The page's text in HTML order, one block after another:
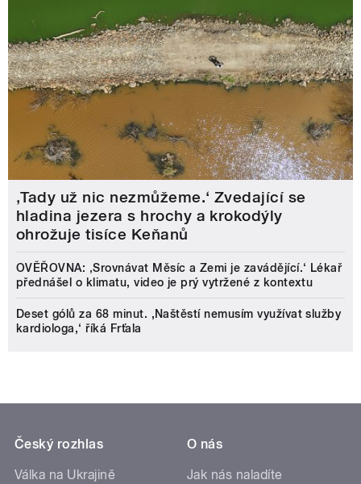
‚Tady už nic nezmůžeme.‘ Zvedající se
hladina jezera s hrochy a krokodýly
ohrožuje tisíce Keňanů
OVĚŘOVNA: ‚Srovnávat Měsíc a Zemi je zavádějící.‘ Lékař
přednášel o klimatu, video je prý vytržené z kontextu
Deset gólů za 68 minut. ,Naštěstí nemusím využívat služby
kardiologa,‘ říká Frťala
Český rozhlas
Válka na Ukrajině
O nás
Jak nás naladíte